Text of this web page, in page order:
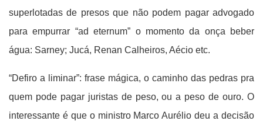
superlotadas de presos que não podem pagar advogado
para empurrar “ad eternum” o momento da onça beber
água: Sarney; Jucá, Renan Calheiros, Aécio etc.
“Defiro a liminar”: frase mágica, o caminho das pedras pra
quem pode pagar juristas de peso, ou a peso de ouro. O
interessante é que o ministro Marco Aurélio deu a decisão